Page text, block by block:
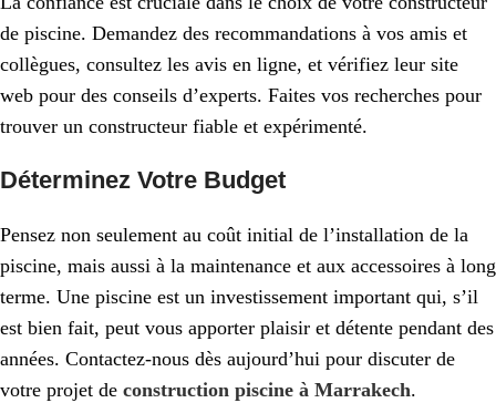
de piscine. Demandez des recommandations à vos amis et
collègues, consultez les avis en ligne, et vérifiez leur site
web pour des conseils d’experts. Faites vos recherches pour
trouver un constructeur fiable et expérimenté.
Déterminez Votre Budget
Pensez non seulement au coût initial de l’installation de la
piscine, mais aussi à la maintenance et aux accessoires à long
terme. Une piscine est un investissement important qui, s’il
est bien fait, peut vous apporter plaisir et détente pendant des
années. Contactez-nous dès aujourd’hui pour discuter de
votre projet de construction piscine à Marrakech.